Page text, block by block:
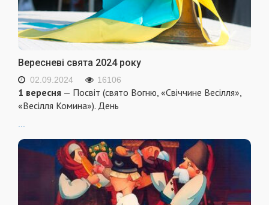
Вересневі свята 2024 року
02.09.2024 16106
1 вересня — Посвіт (свято Вогню, «Свіччине Весілля»,
«Весілля Комина»). День